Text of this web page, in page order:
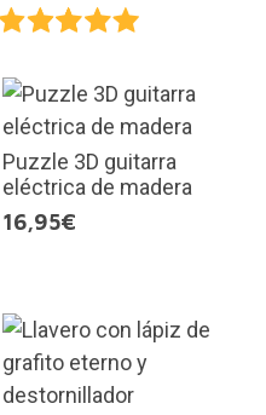
Puzzle 3D guitarra
eléctrica de madera
16,95€